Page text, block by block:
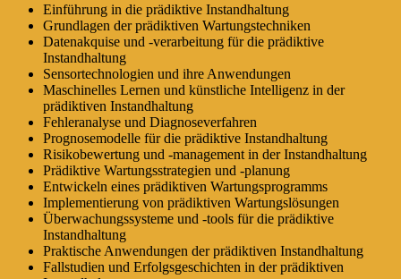
Einführung in die prädiktive Instandhaltung
Grundlagen der prädiktiven Wartungstechniken
Datenakquise und -verarbeitung für die prädiktive
Instandhaltung
Sensortechnologien und ihre Anwendungen
Maschinelles Lernen und künstliche Intelligenz in der
prädiktiven Instandhaltung
Fehleranalyse und Diagnoseverfahren
Prognosemodelle für die prädiktive Instandhaltung
Risikobewertung und -management in der Instandhaltung
Prädiktive Wartungsstrategien und -planung
Entwickeln eines prädiktiven Wartungsprogramms
Implementierung von prädiktiven Wartungslösungen
Überwachungssysteme und -tools für die prädiktive
Instandhaltung
Praktische Anwendungen der prädiktiven Instandhaltung
Fallstudien und Erfolgsgeschichten in der prädiktiven